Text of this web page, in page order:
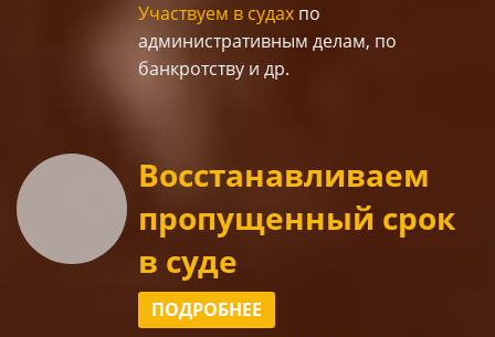
Участвуем в судах по
административным делам, по
банкротству и др.
Восстанавливаем
пропущенный срок
в суде
ПОДРОБНЕЕ